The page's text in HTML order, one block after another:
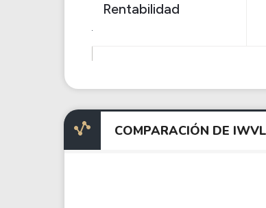
Rentabilidad
COMPARACIÓN DE